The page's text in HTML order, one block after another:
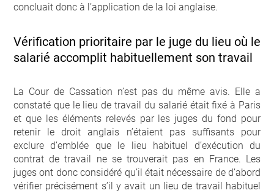
concluait donc à l’application de la loi anglaise.
Vérification prioritaire par le juge du lieu où le
salarié accomplit habituellement son travail
La Cour de Cassation n’est pas du même avis. Elle a
constaté que le lieu de travail du salarié était fixé à Paris
et que les éléments relevés par les juges du fond pour
retenir le droit anglais n’étaient pas suffisants pour
exclure d’emblée que le lieu habituel d’exécution du
contrat de travail ne se trouverait pas en France. Les
juges ont donc considéré qu’il était nécessaire de d’abord
vérifier précisément s’il y avait un lieu de travail habituel